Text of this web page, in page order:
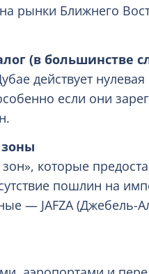
рынки Ближнего
(в большинстве
действует нулевая
если они
которые
пошлин на
— JAFZA (Джебель-